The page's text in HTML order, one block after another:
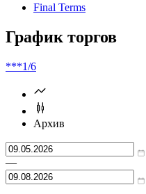
Final Terms
График торгов
***1/6
Архив
—